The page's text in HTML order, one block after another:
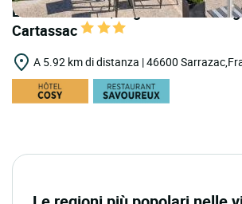
LOGIS HOTELS | Logis Hôtel
Cartassac
A 5.92 km di distanza | 46600